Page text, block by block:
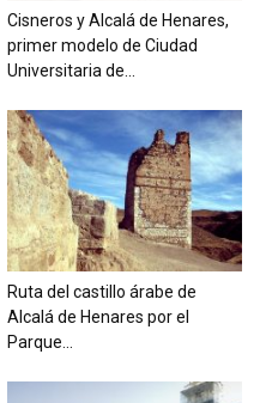
Cisneros y Alcalá de Henares,
primer modelo de Ciudad
Universitaria de...
Ruta del castillo árabe de
Alcalá de Henares por el
Parque...